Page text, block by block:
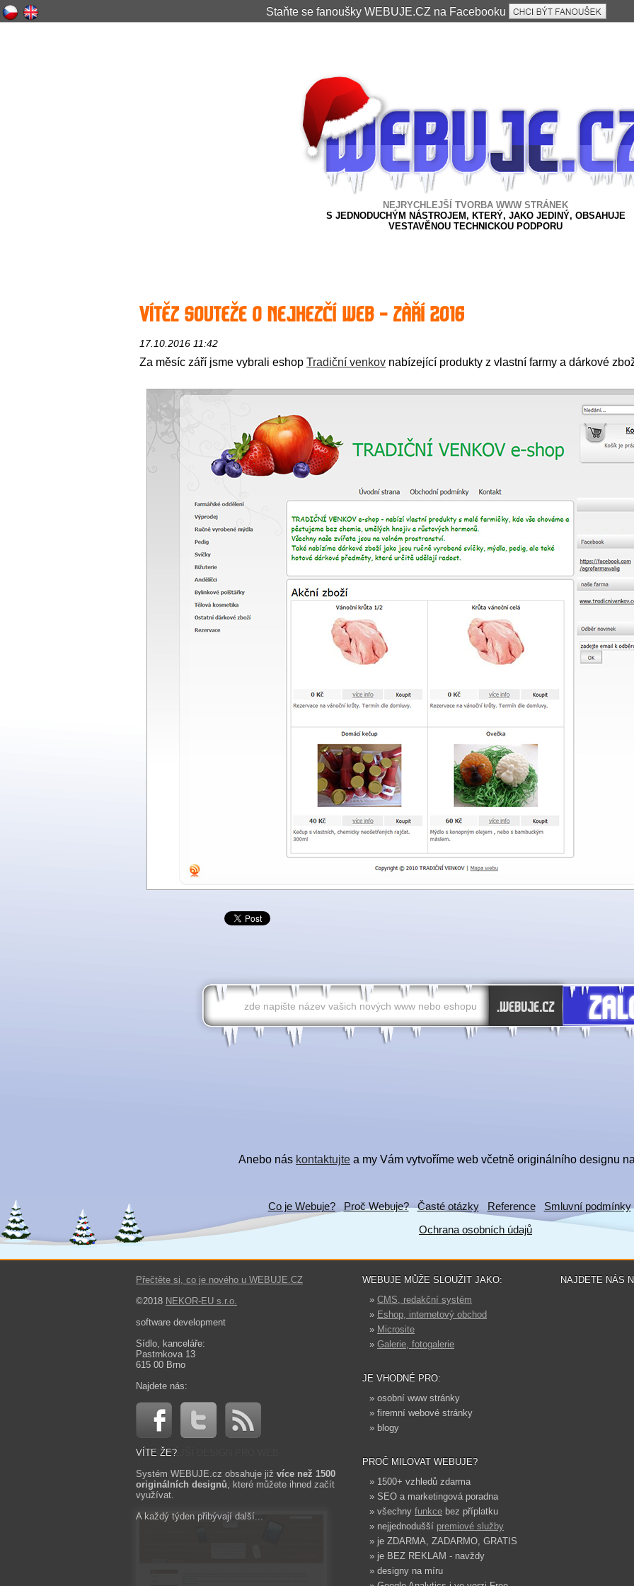
Staňte se fanoušky WEBUJE.CZ na Facebooku
NEJRYCHLEJŠÍ TVORBA WWW STRÁNEK
S JEDNODUCHÝM NÁSTROJEM, KTERÝ, JAKO JEDINÝ, OBSAHUJE
VESTAVĚNOU TECHNICKOU PODPORU
17.10.2016 11:42
Za měsíc září jsme vybrali eshop Tradiční venkov nabízející produkty z vlastní farmy a dárkové
Anebo nás kontaktujte a my Vám vytvoříme web včetně originálního designu
Co je Webuje? Proč Webuje? Časté otázky Reference
Smluvní podmínky
Ochrana osobních údajů
Přečtěte si, co je nového u WEBUJE.CZ
©2018 NEKOR-EU s.r.o.
software development
Sídlo, kanceláře:
Pastrnkova 13
615 00 Brno
Najdete nás:
VÍTE ŽE?
Systém WEBUJE.cz obsahuje již více než 1500
originálních designů, které můžete ihned začít
využívat.
A každý týden přibývají další...
WEBUJE MŮŽE SLOUŽIT JAKO:
» CMS, redakční systém
» Eshop, internetový obchod
» Microsite
» Galerie, fotogalerie
JE VHODNÉ PRO:
» osobní www stránky
» firemní webové stránky
» blogy
PROČ MILOVAT WEBUJE?
» 1500+ vzhledů zdarma
» SEO a marketingová poradna
» všechny funkce bez příplatku
» nejjednodušší premiové služby
» je ZDARMA, ZADARMO, GRATIS
» je BEZ REKLAM - navždy
» designy na míru
NAJDETE NÁS